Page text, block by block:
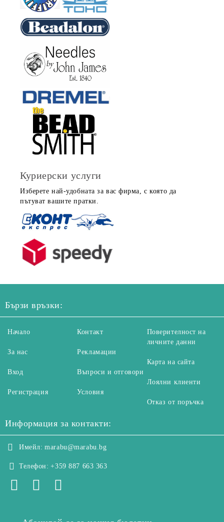
Куриерски услуги
Изберете най-удобната за вас фирма, с която да
пътуват вашите пратки.
Бързи връзки:
Начало
За нас
Вход
Регистрация
Контакт
Рекламации
Въпроси и отговори
Условия
Поверителност на
личните данни
Карта на сайта
Лоялни клиенти
Отказ от поръчка
Информация за контакти:
Имейл: marabu@marabu.bg
Телефон: +359 887 663 363